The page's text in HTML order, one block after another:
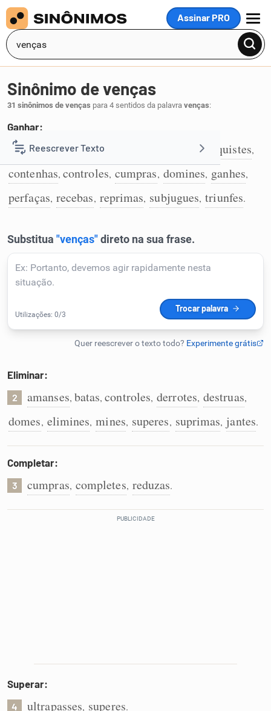
Assinar PRO
MENU
Reescrever Texto
Resumir Texto
Detector de IA
Humanizador de IA
Caça-palavras
Dicionário
Sinônimo de venças
31 sinônimos de venças para 4 sentidos da palavra venças:
Ganhar:
1 abafes,abatas,aufiras conquistes,
contenhas, controles, cumpras, domines, ganhes,
perfaças, recebas, reprimas, subjugues, triunfes.
Eliminar:
2 amanses, batas,controles, derrotes, destruas,
domes, elimines, mines, superes, suprimas, jantes.
Completar:
3 cumpras, completes, reduzas.
Superar:
4 ultrapasses, superes.